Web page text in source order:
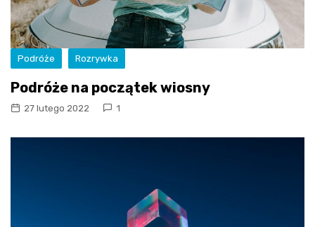
Podróże Rozrywka
Podróże na początek wiosny
27 lutego 2022 1